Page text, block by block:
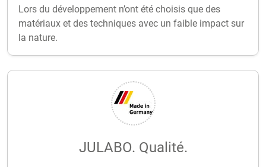
Lors du développement n’ont été choisis que des
matériaux et des techniques avec un faible impact sur
la nature.
JULABO. Qualité.